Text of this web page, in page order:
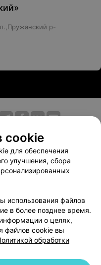
р-
Размещение рекламы
Публичный договор
Способы оплаты
cookie
данных
cookie
для обеспечения
улучшения, сбора
использования файлов
в более позднее время.
о целях,
файлов cookie вы
обработки